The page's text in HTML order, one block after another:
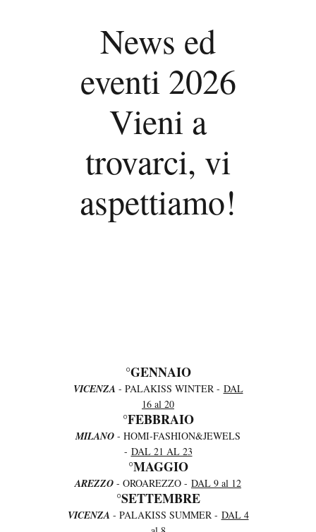
News ed
eventi 2026
Vieni a
trovarci, vi
aspettiamo!
°GENNAIO
VICENZA- PALAKISS WINTER - DAL
16 al 20
°FEBBRAIO
MILANO - HOMI-FASHION&JEWELS
- DAL 21 AL 23
°MAGGIO
AREZZO - OROAREZZO - DAL 9 al 12
°SETTEMBRE
VICENZA- PALAKISS SUMMER - DAL 4